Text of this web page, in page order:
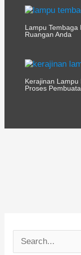
Lampu Tembaga
Ruangan Anda
Kerajinan Lampu
Proses